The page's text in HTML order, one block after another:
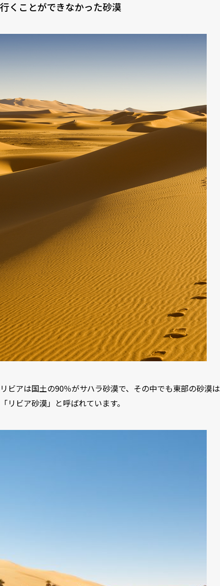
行くことができなかった砂漠
リビアは国土の90％がサハラ砂漠で、その中でも東部の砂漠は
「リビア砂漠」と呼ばれています。